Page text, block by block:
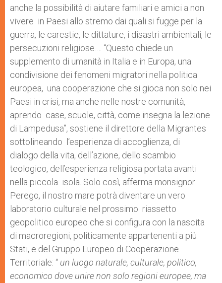
anche la possibilità di aiutare familiari e amici a non
vivere in Paesi allo stremo dai quali si fugge per la
guerra, le carestie, le dittature, i disastri ambientali, le
persecuzioni religiose…. “Questo chiede un
supplemento di umanità in Italia e in Europa, una
condivisione dei fenomeni migratori nella politica
europea, una cooperazione che si gioca non solo nei
Paesi in crisi, ma anche nelle nostre comunità,
aprendo case, scuole, città, come insegna la lezione
di Lampedusa”, sostiene il direttore della Migrantes
sottolineando l’esperienza di accoglienza, di
dialogo della vita, dell’azione, dello scambio
teologico, dell’esperienza religiosa portata avanti
nella piccola isola. Solo così, afferma monsignor
Perego, il nostro mare potrà diventare un vero
laboratorio culturale nel prossimo riassetto
geopolitico europeo che si configura con la nascita
di macroregioni, politicamente appartenenti a più
Stati, e del Gruppo Europeo di Cooperazione
Territoriale: “ un luogo naturale, culturale, politico,
economico dove unire non solo regioni europee, ma